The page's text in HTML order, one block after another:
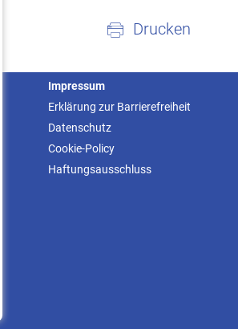
Drucken
Impressum
Erklärung zur Barrierefreiheit
Datenschutz
Cookie-Policy
Haftungsausschluss